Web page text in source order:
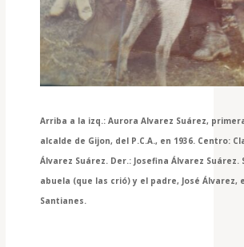
Arriba a la izq.: Aurora Alvarez Suárez,
alcalde de Gijon, del P.C.A., en 1936. Centro:
Álvarez Suárez. Der.: Josefina Álvarez Suárez.
abuela (que las crió) y el padre, José Álvarez,
Santianes.